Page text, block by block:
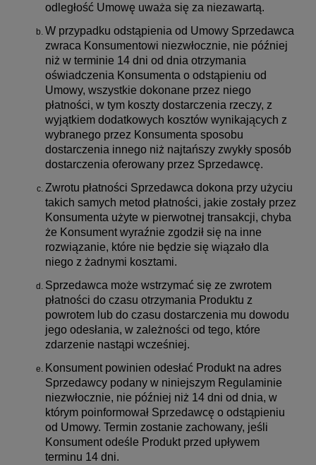
odległość Umowę uważa się za niezawartą.
W przypadku odstąpienia od Umowy Sprzedawca
zwraca Konsumentowi niezwłocznie, nie później
niż w terminie 14 dni od dnia otrzymania
oświadczenia Konsumenta o odstąpieniu od
Umowy, wszystkie dokonane przez niego
płatności, w tym koszty dostarczenia rzeczy, z
wyjątkiem dodatkowych kosztów wynikających z
wybranego przez Konsumenta sposobu
dostarczenia innego niż najtańszy zwykły sposób
dostarczenia oferowany przez Sprzedawcę.
Zwrotu płatności Sprzedawca dokona przy użyciu
takich samych metod płatności, jakie zostały przez
Konsumenta użyte w pierwotnej transakcji, chyba
że Konsument wyraźnie zgodził się na inne
rozwiązanie, które nie będzie się wiązało dla
niego z żadnymi kosztami.
Sprzedawca może wstrzymać się ze zwrotem
płatności do czasu otrzymania Produktu z
powrotem lub do czasu dostarczenia mu dowodu
jego odesłania, w zależności od tego, które
zdarzenie nastąpi wcześniej.
Konsument powinien odesłać Produkt na adres
Sprzedawcy podany w niniejszym Regulaminie
niezwłocznie, nie później niż 14 dni od dnia, w
którym poinformował Sprzedawcę o odstąpieniu
od Umowy. Termin zostanie zachowany, jeśli
Konsument odeśle Produkt przed upływem
terminu 14 dni.